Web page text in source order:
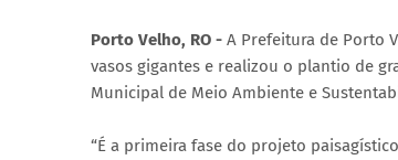
Porto Velho, RO - A Prefeitura de Porto
vasos gigantes e realizou o plantio de
Municipal de Meio Ambiente e
“É a primeira fase do projeto